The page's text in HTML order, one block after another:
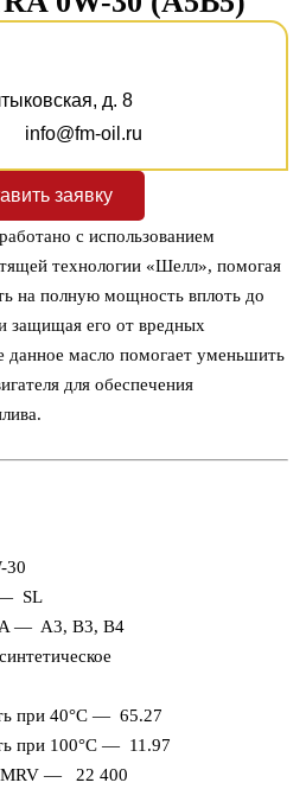
д. 8
info@fm-oil.ru
заявку
с использованием
технологии «Шелл», помогая
на полную мощность вплоть до
защищая его от вредных
данное масло помогает уменьшить
для обеспечения
30
— SL
— A3, B3, B4
при 40°C — 65.27
при 100°C — 11.97
MRV — 22 400